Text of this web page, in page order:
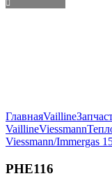
ГлавнаяVailline
VaillineViessmann
Viessmann/Immergas
PHE116